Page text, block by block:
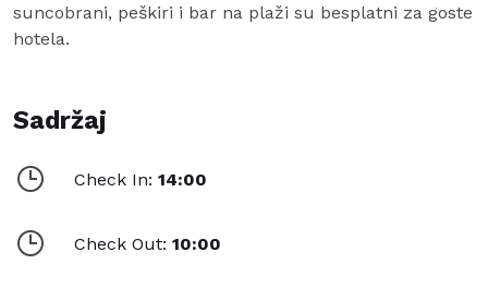
suncobrani, peškiri i bar na plaži su besplatni za goste
hotela.
Sadržaj
Check In: 14:00
Check Out: 10:00